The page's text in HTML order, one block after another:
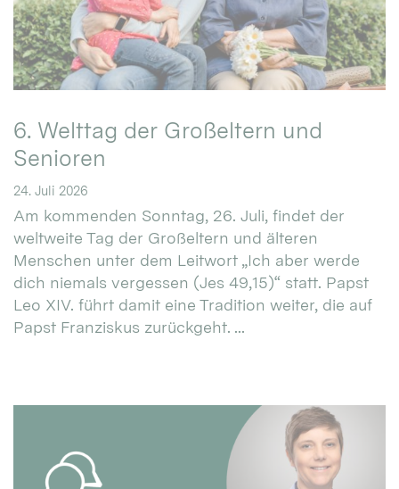
6. Welttag der Großeltern und
Senioren
24. Juli 2026
Am kommenden Sonntag, 26. Juli, findet der
weltweite Tag der Großeltern und älteren
Menschen unter dem Leitwort „Ich aber werde
dich niemals vergessen (Jes 49,15)“ statt. Papst
Leo XIV. führt damit eine Tradition weiter, die auf
Papst Franziskus zurückgeht. ...